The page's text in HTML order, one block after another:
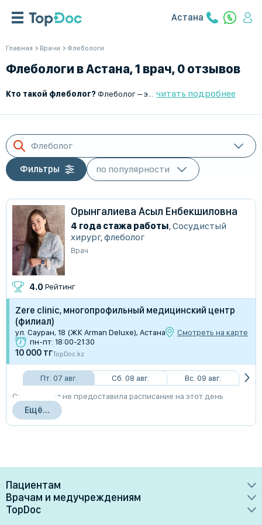
Астана
Главная Врачи Флебологи
Флебологи в Астана, 1 врач, 0 отзывов
Кто такой флеболог?Флеболог – это врач, который занимается диагностикой, лечением и профилактикой заболеваний вен. Он помогает пациентам с варикозной болезнью, тромбофлебитом, хронической венозной недостаточностью и другими сосудистыми патологиями. читать подробнее
Флеболог
Фильтры
Орынгалиева Асыл Енбекшиловна
4 года стажа работы,Сосудистый
хирург,флеболог
Врач
4.0 Рейтинг
Zere clinic, многопрофильный медицинский центр
(филиал)
ул. Сауран, 18 (ЖК Arman Deluxe), Астана
Смотреть на карте
пн-пт: 18:00-21:30
10 000 тгTopDoc.kz
Пт. 07 авг. Сб. 08 авг.
Вс. 09 авг.
Организация не предоставила расписание на этот день
Ещё...
Пациентам
Врачи
Клиники
Врачам и медучреждениям
Преимущества
TopDoc